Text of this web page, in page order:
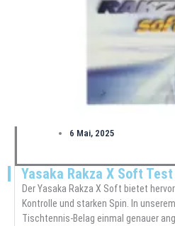
6 Mai, 2025
Yasaka Rakza X Soft Test
Der Yasaka Rakza X Soft bietet
Kontrolle und starken Spin. In
Tischtennis-Belag einmal genauer